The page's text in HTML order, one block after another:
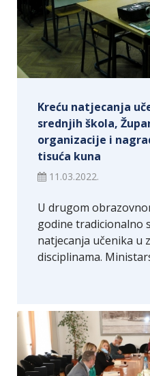
Kreću natjecanja
srednjih škola,
organizacije i
tisuća kuna
11.03.2022.
U drugom
godine tradicionalno
natjecanja učenika u
disciplinama.